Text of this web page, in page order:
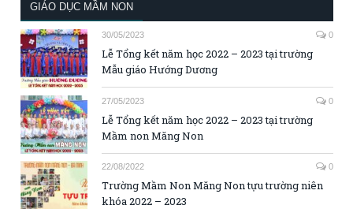
GIÁO DỤC MẦM NON
30/05/2023 0
Lễ Tổng kết năm học 2022 – 2023 tại trường
Mẫu giáo Hướng Dương
27/05/2023 0
Lễ Tổng kết năm học 2022 – 2023 tại trường
Mầm non Măng Non
22/08/2022 0
Trường Mầm Non Măng Non tựu trường niên
khóa 2022 – 2023